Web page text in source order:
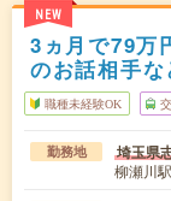
NEW
3ヵ月で79万
のお話相手な
職種未経験OK
勤務地 埼玉県
柳瀬川